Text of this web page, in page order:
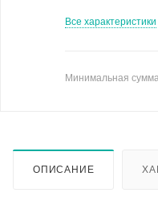
Все характеристики
Минимальная
ОПИСАНИЕ